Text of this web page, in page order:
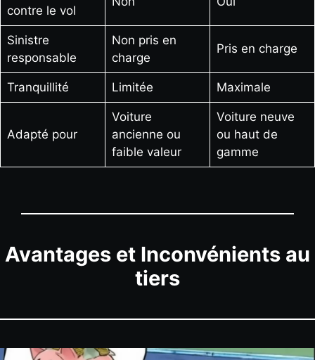
contre le vol
Sinistre
responsable
Non pris en
charge
Pris en charge
Tranquillité Limitée Maximale
Adapté pour
Voiture
ancienne ou
faible valeur
Voiture neuve
ou haut de
gamme
Avantages et Inconvénients au
tiers